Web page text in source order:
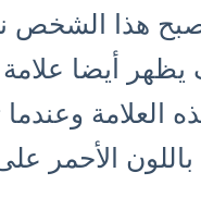
هذا الشخص
يظهر أيضا
العلامة
الأحمر